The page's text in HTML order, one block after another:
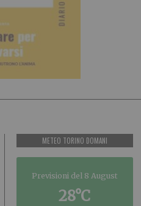
METEO TORINO DOMANI
Previsioni del 8 August
28°C